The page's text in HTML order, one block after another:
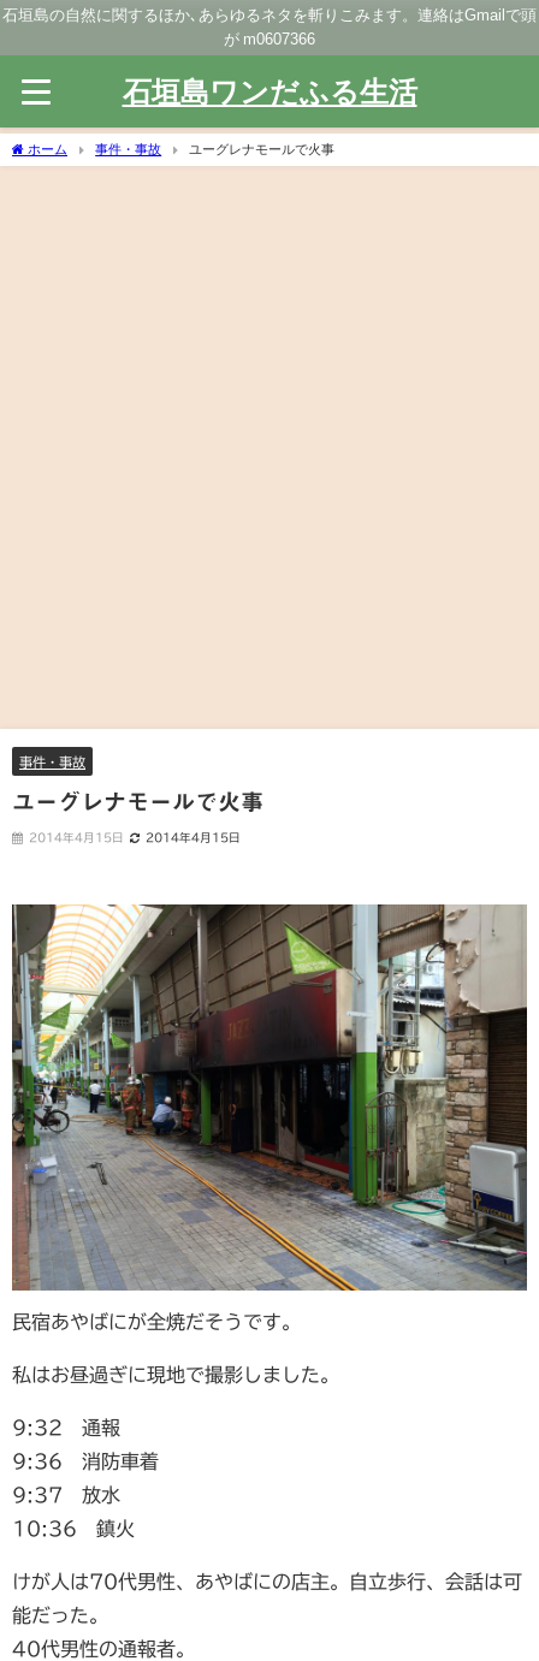
石垣島の自然に関するほか､あらゆるネタを斬りこみます。連絡はGmailで頭
が m0607366
石垣島ワンだふる生活
ホーム 事件・事故 ユーグレナモールで火事
事件・事故
ユーグレナモールで火事
2014年4月15日 2014年4月15日
民宿あやばにが全焼だそうです。
私はお昼過ぎに現地で撮影しました。
9:32 通報
9:36 消防車着
9:37 放水
10:36 鎮火
けが人は70代男性、あやばにの店主。自立歩行、会話は可
能だった。
40代男性の通報者。